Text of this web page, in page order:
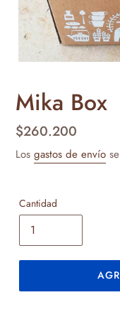
Mika Box
Precio
habitual
$260.200
Los gastos de envío
Cantidad